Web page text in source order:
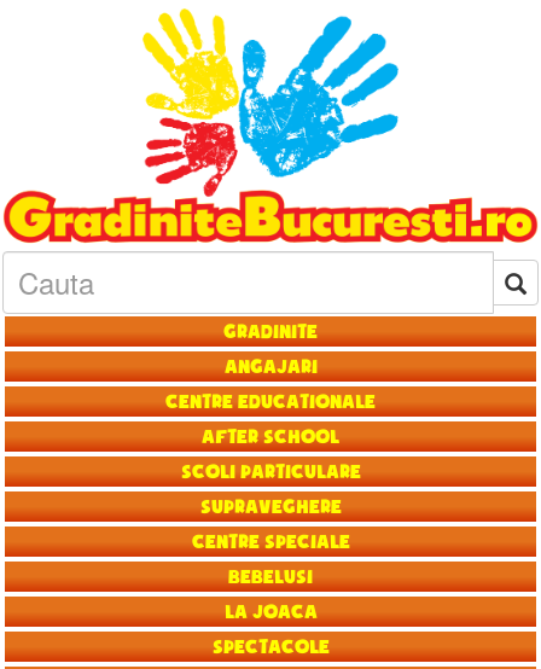
Gradinite
Angajari
Centre educationale
After School
Scoli particulare
Supraveghere
Centre speciale
Bebelusi
La joaca
Spectacole